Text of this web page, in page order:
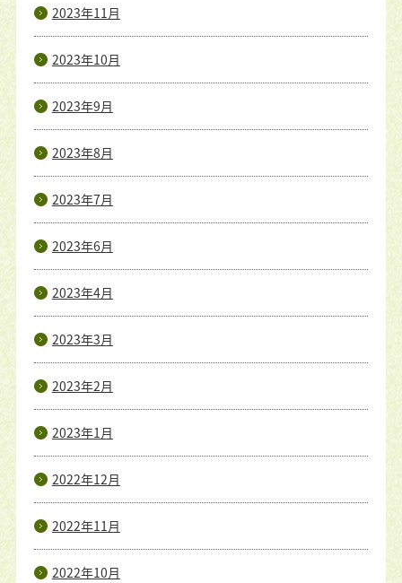
2023年11月
2023年10月
2023年9月
2023年8月
2023年7月
2023年6月
2023年4月
2023年3月
2023年2月
2023年1月
2022年12月
2022年11月
2022年10月